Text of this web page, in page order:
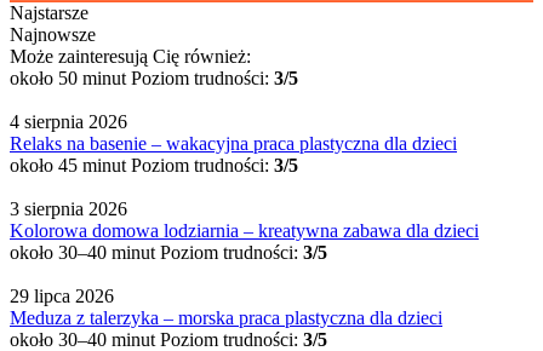
Najstarsze
Najnowsze
Może zainteresują Cię również:
około 50 minut Poziom trudności: 3/5
4 sierpnia 2026
Relaks na basenie – wakacyjna praca plastyczna dla dzieci
około 45 minut Poziom trudności: 3/5
3 sierpnia 2026
Kolorowa domowa lodziarnia – kreatywna zabawa dla dzieci
około 30–40 minut Poziom trudności: 3/5
29 lipca 2026
Meduza z talerzyka – morska praca plastyczna dla dzieci
około 30–40 minut Poziom trudności: 3/5